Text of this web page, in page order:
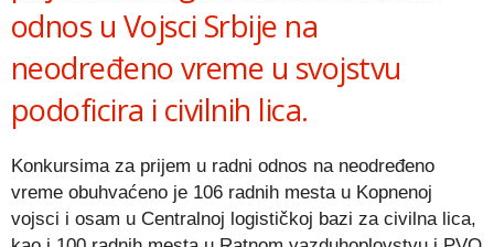
odnos u Vojsci Srbije na
neodređeno vreme u svojstvu
podoficira i civilnih lica.
Konkursima za prijem u radni odnos na neodređeno
vreme obuhvaćeno je 106 radnih mesta u Kopnenoj
vojsci i osam u Centralnoj logističkoj bazi za civilna lica,